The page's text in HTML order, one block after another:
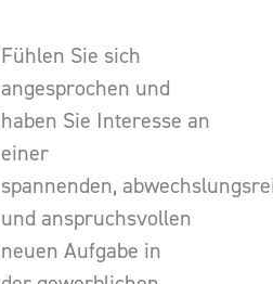
Fühlen Sie sich
angesprochen und
haben Sie Interesse an
einer
spannenden,
und anspruchsvollen
neuen Aufgabe in